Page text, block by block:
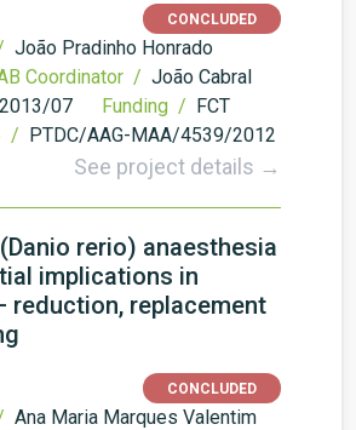
CONCLUDED
João Pradinho Honrado
Coordinator / João Cabral
2013/07 Funding / FCT
/ PTDC/AAG-MAA/4539/2012
See project details →
rerio) anaesthesia
implications in
reduction, replacement
CONCLUDED
Ana Maria Marques Valentim